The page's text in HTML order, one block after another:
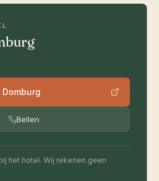
Bellen
het hotel. Wij rekenen geen